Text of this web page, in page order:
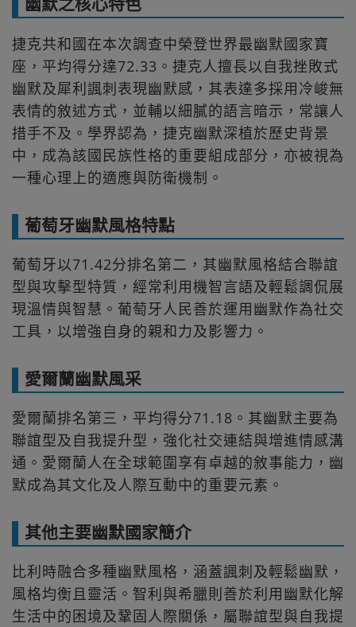
捷克共和國 在本次調查中榮登世界最幽默國家寶
座，平均得分達72.33。捷克人擅長以自我挫敗式
幽默及犀利諷刺表現幽默感，其表達多採用冷峻無
表情的敘述方式，並輔以細膩的語言暗示，常讓人
措手不及。學界認為，捷克幽默深植於歷史背景
中，成為該國民族性格的重要組成部分，亦被視為
一種心理上的適應與防衛機制。
葡萄牙幽默風格特點
葡萄牙 以71.42分排名第二，其幽默風格結合聯誼
型與攻擊型特質，經常利用機智言語及輕鬆調侃展
現溫情與智慧。葡萄牙人民善於運用幽默作為社交
工具，以增強自身的親和力及影響力。
愛爾蘭幽默風采
愛爾蘭排名第三，平均得分71.18。其幽默主要為
聯誼型及自我提升型，強化社交連結與增進情感溝
通。愛爾蘭人在全球範圍享有卓越的敘事能力，幽
默成為其文化及人際互動中的重要元素。
其他主要幽默國家簡介
比利時融合多種幽默風格，涵蓋諷刺及輕鬆幽默，
風格均衡且靈活。智利與希臘則善於利用幽默化解
生活中的困境及鞏固人際關係，屬聯誼型與自我提